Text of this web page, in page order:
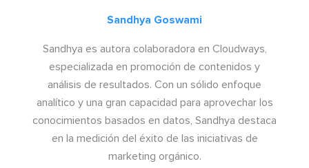
Sandhya Goswami
Sandhya es autora colaboradora en Cloudways,
especializada en promoción de contenidos y
análisis de resultados. Con un sólido enfoque
analítico y una gran capacidad para aprovechar los
conocimientos basados en datos, Sandhya destaca
en la medición del éxito de las iniciativas de
marketing orgánico.